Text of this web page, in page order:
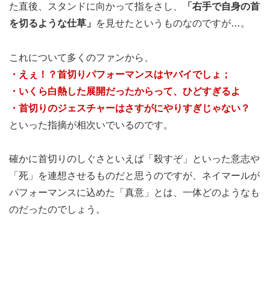
た直後、スタンドに向かって指をさし、
「右手で自身の首
を切るような仕草」
を見せたというものなのですが…。
これについて多くのファンから、
・えぇ！？首切りパフォーマンスはヤバイでしょ；
・いくら白熱した展開だったからって、ひどすぎるよ
・首切りのジェスチャーはさすがにやりすぎじゃない？
といった指摘が相次いでいるのです。
確かに首切りのしぐさといえば「殺すぞ」といった意志や
「死」を連想させるものだと思うのですが、ネイマールが
パフォーマンスに込めた「真意」とは、一体どのようなも
のだったのでしょう。